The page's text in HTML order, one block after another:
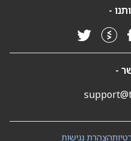
-
-
הצהרת נגישות